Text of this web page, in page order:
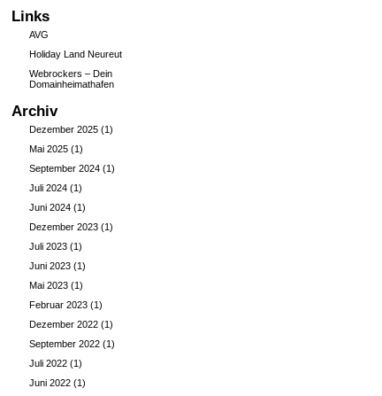
Links
AVG
Holiday Land Neureut
Webrockers – Dein
Domainheimathafen
Archiv
Dezember 2025(1)
Mai 2025(1)
September 2024(1)
Juli 2024(1)
Juni 2024(1)
Dezember 2023(1)
Juli 2023(1)
Juni 2023(1)
Mai 2023(1)
Februar 2023(1)
Dezember 2022(1)
September 2022(1)
Juli 2022(1)
Juni 2022(1)